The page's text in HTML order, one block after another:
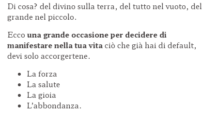
Di cosa? del divino sulla terra, del tutto nel vuoto, del
grande nel piccolo.
Ecco una grande occasione per decidere di
manifestare nella tua vitaciò che già hai di default,
devi solo accorgertene.
La forza
La salute
La gioia
L’abbondanza.